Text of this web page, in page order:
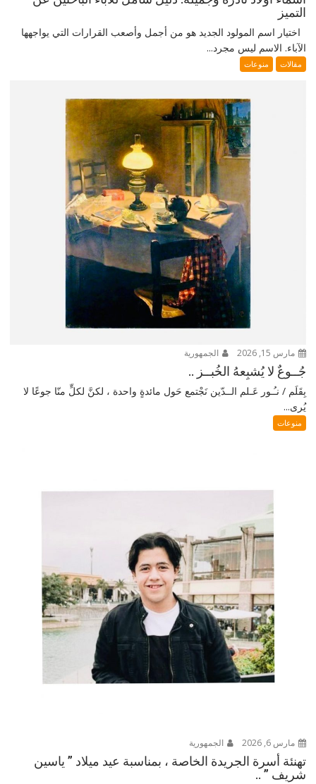
التميز
اختيار اسم المولود الجديد هو من أجمل وأصعب القرارات التي يواجهها
الآباء. الاسم ليس مجرد...
مقالات منوعات
مارس 15, 2026 الجمهورية
جُــوعٌ لا يُشبِعهُ الخُبــز ..
بِقَلَم / نـُـور عَـلم الــدّين نَجْتمع حَول مائدةٍ واحدة ، لكنَّ لكلٍّ منّا جوعًا لا
يُرى...
منوعات
مارس 6, 2026 الجمهورية
تهنئة أسرة الجريدة الخاصة ، بمناسبة عيد ميلاد ” ياسين
شريف ” ..